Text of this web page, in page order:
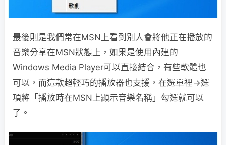
最後則是我們常在MSN上看到別人會將他正在播放的
音樂分享在MSN狀態上，如果是使用內建的
Windows Media Player可以直接結合，有些軟體也
可以，而這款超輕巧的播放器也支援，在選單裡→選
項將「播放時在MSN上顯示音樂名稱」勾選就可以
了。